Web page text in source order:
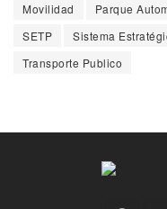
Movilidad
Parque
SETP
Sistema
Transporte Publico